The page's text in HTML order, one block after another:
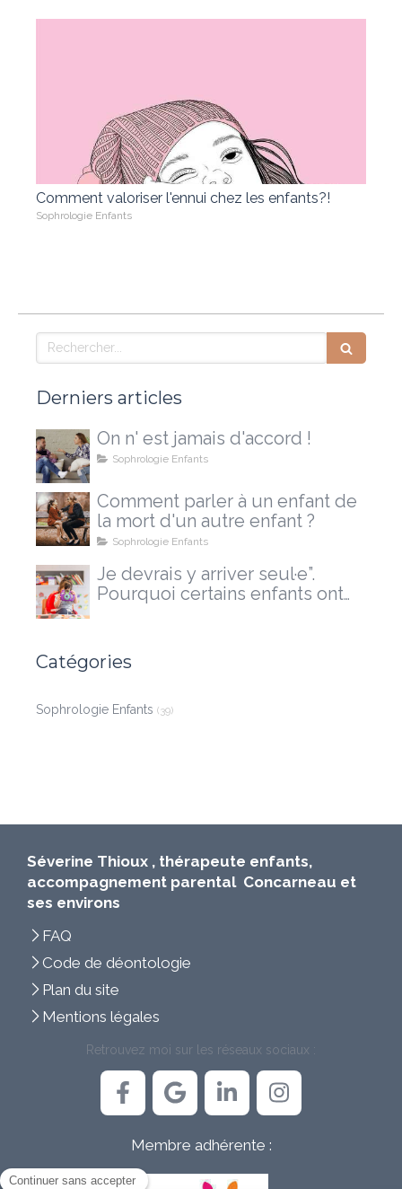
Comment valoriser l'ennui chez les enfants?!
Sophrologie Enfants
Rechercher
Derniers articles
On n' est jamais d'accord !
Sophrologie Enfants
Comment parler à un enfant de
la mort d'un autre enfant ?
Sophrologie Enfants
Je devrais y arriver seul·e”.
Pourquoi certains enfants ont
Catégories
Sophrologie Enfants (39)
Séverine Thioux , thérapeute enfants,
accompagnement parental Concarneau et
ses environs
FAQ
Code de déontologie
Plan du site
Mentions légales
Retrouvez moi sur les réseaux sociaux :
Membre adhérente :